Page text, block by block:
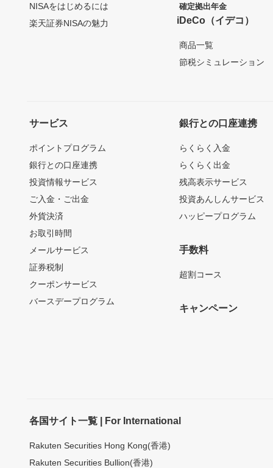
NISAをはじめるには
楽天証券NISAの魅力
確定拠出年金
iDeCo（イデコ）
商品一覧
節税シミュレーション
サービス
ポイントプログラム
銀行との口座連携
投資情報サービス
ご入金・ご出金
外貨決済
お取引時間
メールサービス
証券税制
クーポンサービス
バースデープログラム
銀行との口座連携
らくらく入金
らくらく出金
残高表示サービス
投資あんしんサービス
ハッピープログラム
手数料
超割コース
キャンペーン
各国サイト一覧 | For International
Rakuten Securities Hong Kong(香港)
Rakuten Securities Bullion(香港)